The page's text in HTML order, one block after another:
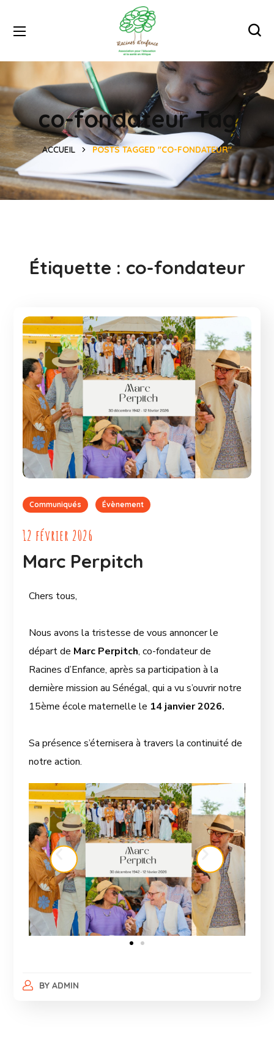
co-fondateur Tag
ACCUEIL POSTS TAGGED "CO-FONDATEUR"
Étiquette : co-fondateur
Communiqués Évènement
12 février 2026
Marc Perpitch
Chers tous,
Nous avons la tristesse de vous annoncer le
départ de Marc Perpitch, co-fondateur de
Racines d’Enfance, après sa participation à la
dernière mission au Sénégal, qui a vu s’ouvrir notre
15ème école maternelle le 14 janvier 2026.
Sa présence s’éternisera à travers la continuité de
notre action.
BY ADMIN